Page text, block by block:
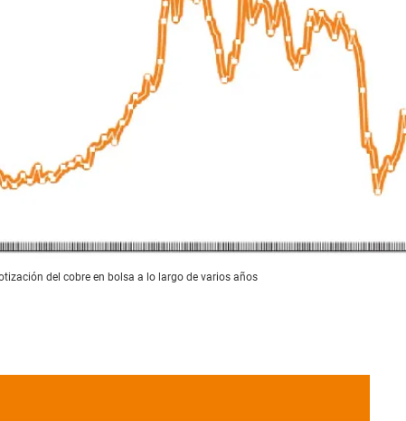
del cobre en bolsa a lo largo de varios años